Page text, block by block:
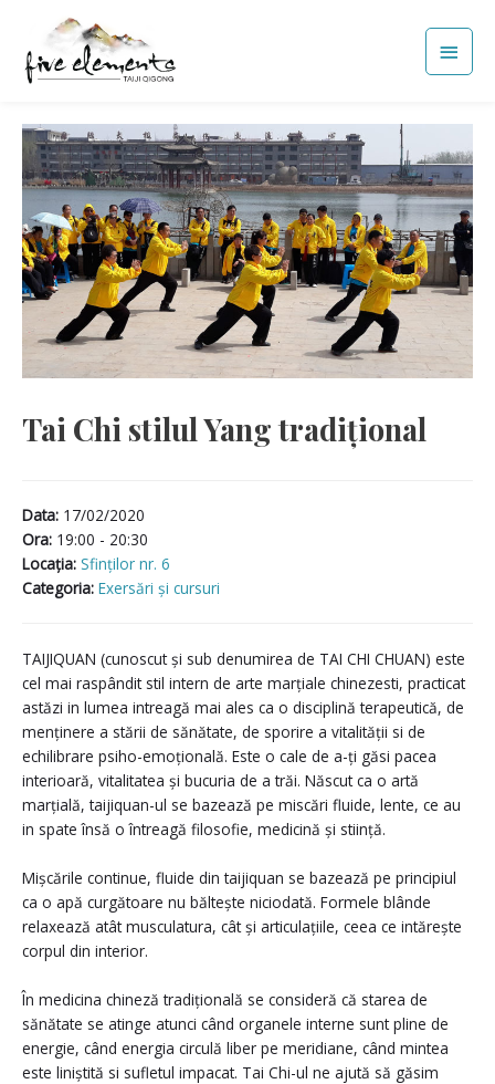
content
Main
Tai Chi stilul Yang tradițional
Data: 17/02/2020
Ora: 19:00 - 20:30
Locaţia: Sfinților nr. 6
Categoria: Exersări și cursuri
TAIJIQUAN (cunoscut și sub denumirea de TAI CHI CHUAN) este
cel mai raspândit stil intern de arte marțiale chinezesti, practicat
astăzi in lumea intreagă mai ales ca o disciplină terapeutică, de
menținere a stării de sănătate, de sporire a vitalității si de
echilibrare psiho-emoțională. Este o cale de a-ți găsi pacea
interioară, vitalitatea și bucuria de a trăi. Născut ca o artă
marțială, taijiquan-ul se bazează pe miscări fluide, lente, ce au
in spate însă o întreagă filosofie, medicină și stiință.
Mișcările continue, fluide din taijiquan se bazează pe principiul
ca o apă curgătoare nu băltește niciodată. Formele blânde
relaxează atât musculatura, cât și articulațiile, ceea ce intărește
corpul din interior.
În medicina chineză tradițională se consideră că starea de
sănătate se atinge atunci când organele interne sunt pline de
energie, când energia circulă liber pe meridiane, când mintea
este liniștită si sufletul impacat. Tai Chi-ul ne ajută să găsim